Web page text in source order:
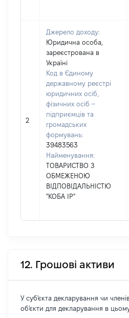
2
Джерело доходу:
Юридична особа,
зареєстрована в
Україні
Код в Єдиному
державному реєстрі
юридичних осіб,
фізичних осіб –
підприємців та
громадських
формувань:
39483563
Найменування:
ТОВАРИСТВО З
ОБМЕЖЕНОЮ
ВІДПОВІДАЛЬНІСТЮ
"КОБА ІР"
12. Грошові активи
У суб'єкта декларування чи членів
об'єкти для декларування в цьому